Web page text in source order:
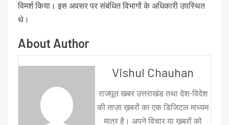
विमर्श किया। इस अवसर पर संबंधित विभागों के अधिकारी उपस्थित
थे।
About Author
Vishul Chauhan
राजपूत खबर उत्तराखंड तथा देश-विदेश
की ताज़ा ख़बरों का एक डिजिटल माध्यम
मात्र है। अपने विचार या ख़बरों को